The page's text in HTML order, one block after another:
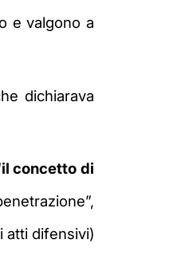
e valgono a
dichiarava
concetto di
atti difensivi)